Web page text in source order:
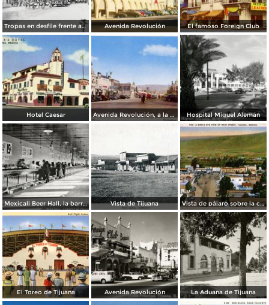
Tropas en desfile frente al Palacio Federal Avenida Revolución El famoso Foreign Club
Hotel Caesar Avenida Revolución, a la entrada Hospital Miguel Alemán
Mexicali Beer Hall, la barra más grande del mundo Vista de Tijuana Vista de pájaro sobre la calle principal de Tijuana
El Toreo de Tijuana Avenida Revolución La Aduana de Tijuana